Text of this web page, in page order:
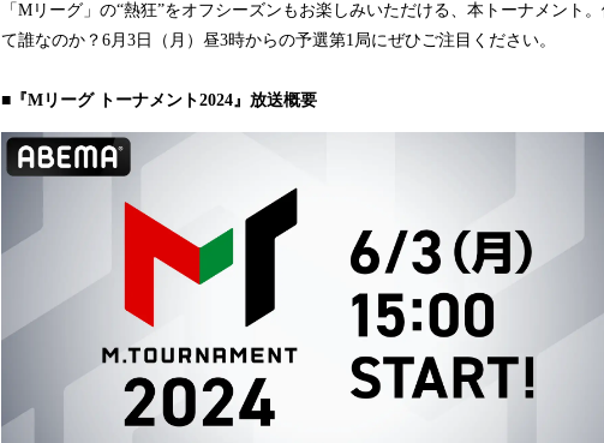
「Mリーグ」の“熱狂”をオフシーズンもお楽しみいただける、本トーナメント
て誰なのか？6月3日（月）昼3時からの予選第1局にぜひご注目ください。
■『Mリーグ トーナメント2024』放送概要